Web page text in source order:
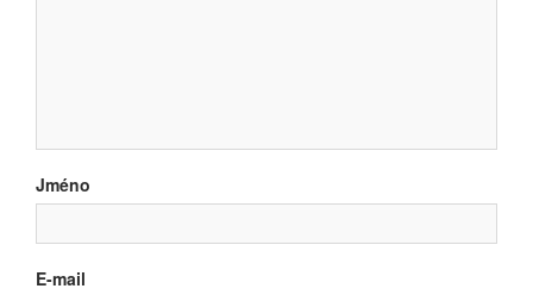
Jméno
E-mail